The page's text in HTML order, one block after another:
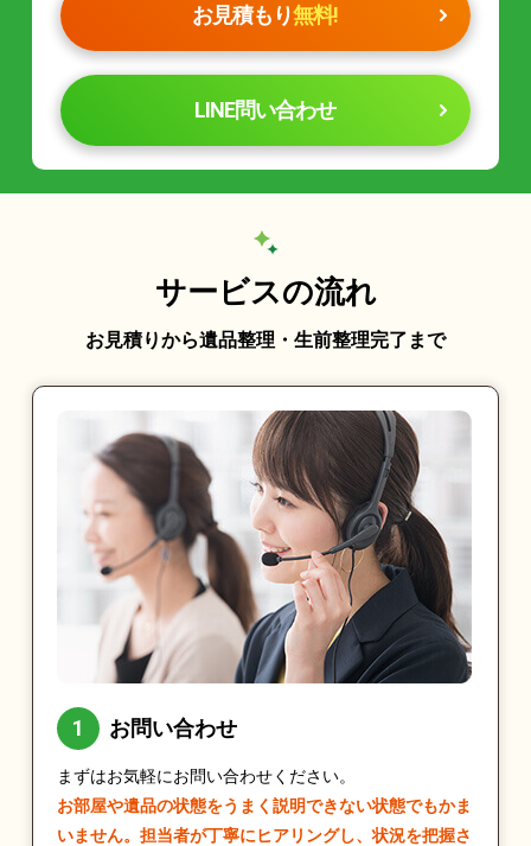
お見積もり無料!
LINE問い合わせ
サービスの流れ
お見積りから遺品整理・生前整理完了まで
お問い合わせ
まずはお気軽にお問い合わせください。
お部屋や遺品の状態をうまく説明できない状態でもかま
いません。担当者が丁寧にヒアリングし、状況を把握さ